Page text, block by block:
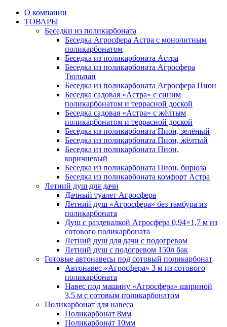
О компании
ТОВАРЫ
Беседки из поликарбоната
Беседка Агросфера Астра с монолитным
поликарбонатом
Беседка из поликарбоната Астра
Беседка из поликарбоната Агросфера
Тюльпан
Беседка из поликарбоната Агросфера Пион
Беседка садовая «Астра» с синим
поликарбонатом и террасной доской
Беседка садовая «Астра» с жёлтым
поликарбонатом и террасной доской
Беседка из поликарбоната Пион, зелёный
Беседка из поликарбоната Пион, жёлтый
Беседка из поликарбоната Пион,
коричневый
Беседка из поликарбоната Пион, бирюза
Беседка из поликарбоната комфорт Астра
Летний душ для дачи
Дачный туалет Агросфера
Летний душ «Агросфера» без тамбура из
поликарбоната
Душ с раздевалкой Агросфера 0,94×1,7 м из
сотового поликарбоната
Летний душ для дачи с подогревом
Летний душ с подогревом 150л бак
Готовые автонавесы под сотовый поликарбонат
Автонавес «Агросфера» 3 м из сотового
поликарбоната
Навес под машину «Агросфера» шириной
3,5 м с сотовым поликарбонатом
Поликарбонат для навеса
Поликарбонат 8мм
Поликарбонат 10мм